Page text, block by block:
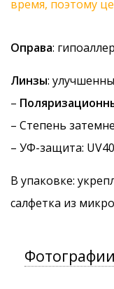
время, поэтому
Оправа:
Линзы:
–
– Степень
– УФ-защита:
В упаковке:
салфетка из
Фотографии